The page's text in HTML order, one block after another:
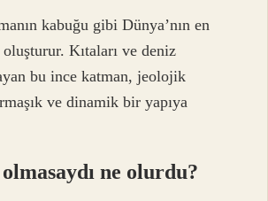
kabuğu gibi Dünya’nın en
oluşturur. Kıtaları ve deniz
bu ince katman, jeolojik
ve dinamik bir yapıya
ne olurdu?